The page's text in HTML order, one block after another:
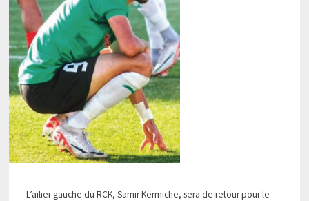
L’ailier gauche du RCK, Samir Kermiche, sera de retour pour le